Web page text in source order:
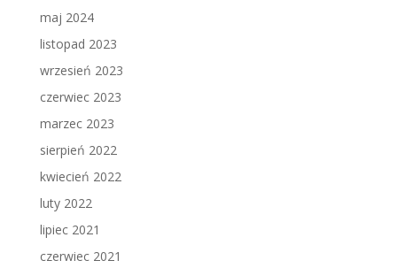
maj 2024
listopad 2023
wrzesień 2023
czerwiec 2023
marzec 2023
sierpień 2022
kwiecień 2022
luty 2022
lipiec 2021
czerwiec 2021